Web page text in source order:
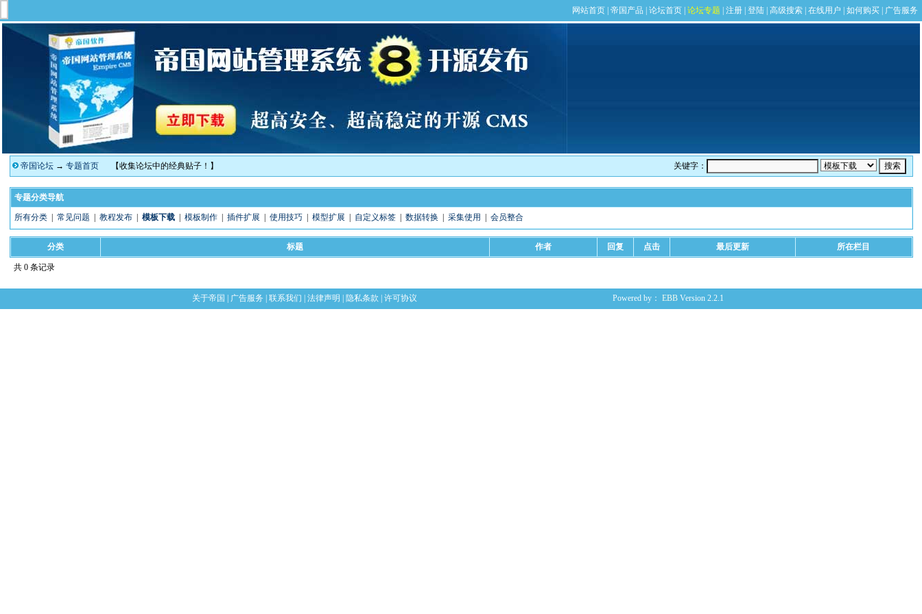
帝国论坛→ 专题首页【收集论坛中的经典贴子！】 关键字：
专题分类导航
所有分类| 常见问题 教程发布| 模板下载| 模板制作| 插件扩展 使用技巧| 模型扩展 自定义标签| 数据转换 采集使用 会员整合
分类 标题 作者 回复 点击 最后更新 所在栏目
共 0 条记录
关于帝国 广告服务 联系我们 法律声明 隐私条款 许可协议 Powered by： EBB Version 2.2.1